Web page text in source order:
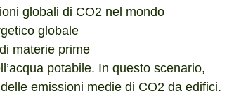
globali di CO2 nel mondo
globale
materie prime
potabile. In questo scenario,
emissioni medie di CO2 da edifici.